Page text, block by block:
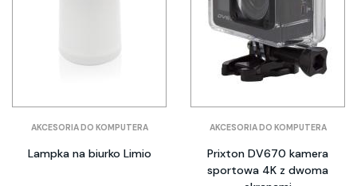
AKCESORIA DO KOMPUTERA
Lampka na biurko Limio
AKCESORIA DO KOMPUTERA
Prixton DV670 kamera
sportowa 4K z dwoma